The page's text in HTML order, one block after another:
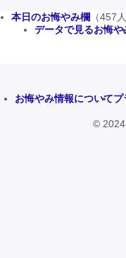
本日のお悔やみ欄 （457人
データで見るお悔や
お悔やみ情報についてプ
©